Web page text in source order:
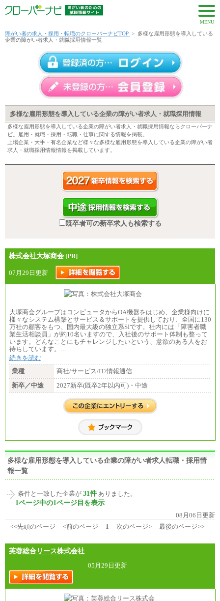
MENU
障がい者の求人・採用・転職のクローバーナビTOP > 多様な雇用形態を導入している
企業の障がい者求人・就職採用情報一覧
多様な雇用形態を導入している企業の障がい者求人・就職採用情報
多様な雇用形態を導入している企業の障がい者求人・就職採用情報ならクローバーナ
ビ。雇用・就職・採用・転職・仕事に関する情報を掲載。
上場企業・大手・有名企業など様々な多様な雇用形態を導入している企業の障がい者
求人・就職採用情報情報を掲載しています。
既卒者可の新卒求人も検索する
株式会社大塚商会 [PR]
07月29日更新
大塚商会グループはコンピュータからOA機器をはじめ、企業様向けに
様々なシステム構築とサービス＆サポートを提供しており、全国に130
万社の顧客をもつ、国内最大級の独立系SIです。社内には「障害者職
業生活相談員」が約10名いますので、入社後のサポート体制も整って
います。どんなことにもチャレンジしたいという、意欲のある人をお
待ちしています。…
続きを読む
業種
商社/サービス/IT/情報通信
新卒／中途
2027新卒(既卒2年以内可)・中途
多様な雇用形態を導入している企業の障がい者求人転職・採用情
報一覧
条件と一致した企業が 31件 ありました。
1ページ中の1ページ目を表示
08月06日更新
<<先頭のページ
<前のページ 1 次のページ> 最後のページ>>
芙蓉総合リース株式会社
05月29日更新